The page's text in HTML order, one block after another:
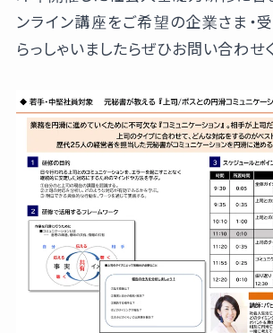
ンライン講座をご希望の企業さま・
らっしゃいましたらぜひお問い合わせ